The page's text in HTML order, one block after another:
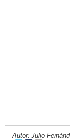
Autor: Julio